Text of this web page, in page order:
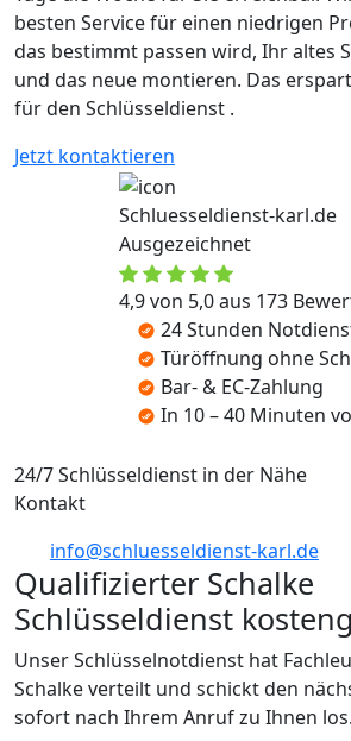
besten Service für einen niedrigen
das bestimmt passen wird, Ihr altes
und das neue montieren. Das
für den Schlüsseldienst .
Jetzt kontaktieren
Schluesseldienst-karl.de
Ausgezeichnet
4,9 von 5,0 aus 173
24 Stunden
Türöffnung ohne
Bar- & EC-Zahlung
In 10 – 40 Minuten
24/7 Schlüsseldienst in der Nähe
Kontakt
info@schluesseldienst-karl.de
Qualifizierter Schalke
Schlüsseldienst
Unser Schlüsselnotdienst hat
Schalke verteilt und schickt den
sofort nach Ihrem Anruf zu Ihnen los.